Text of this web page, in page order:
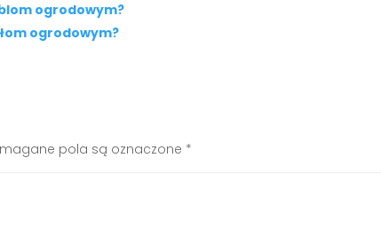
ogrodowym?
ogrodowym?
pola są oznaczone *